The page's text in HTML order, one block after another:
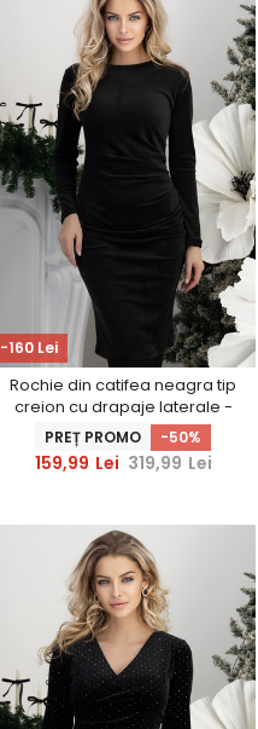
-160 Lei
Rochie din catifea neagra tip
creion cu drapaje laterale -
StarShinerS
PREȚ PROMO -50%
159,99 Lei 319,99 Lei